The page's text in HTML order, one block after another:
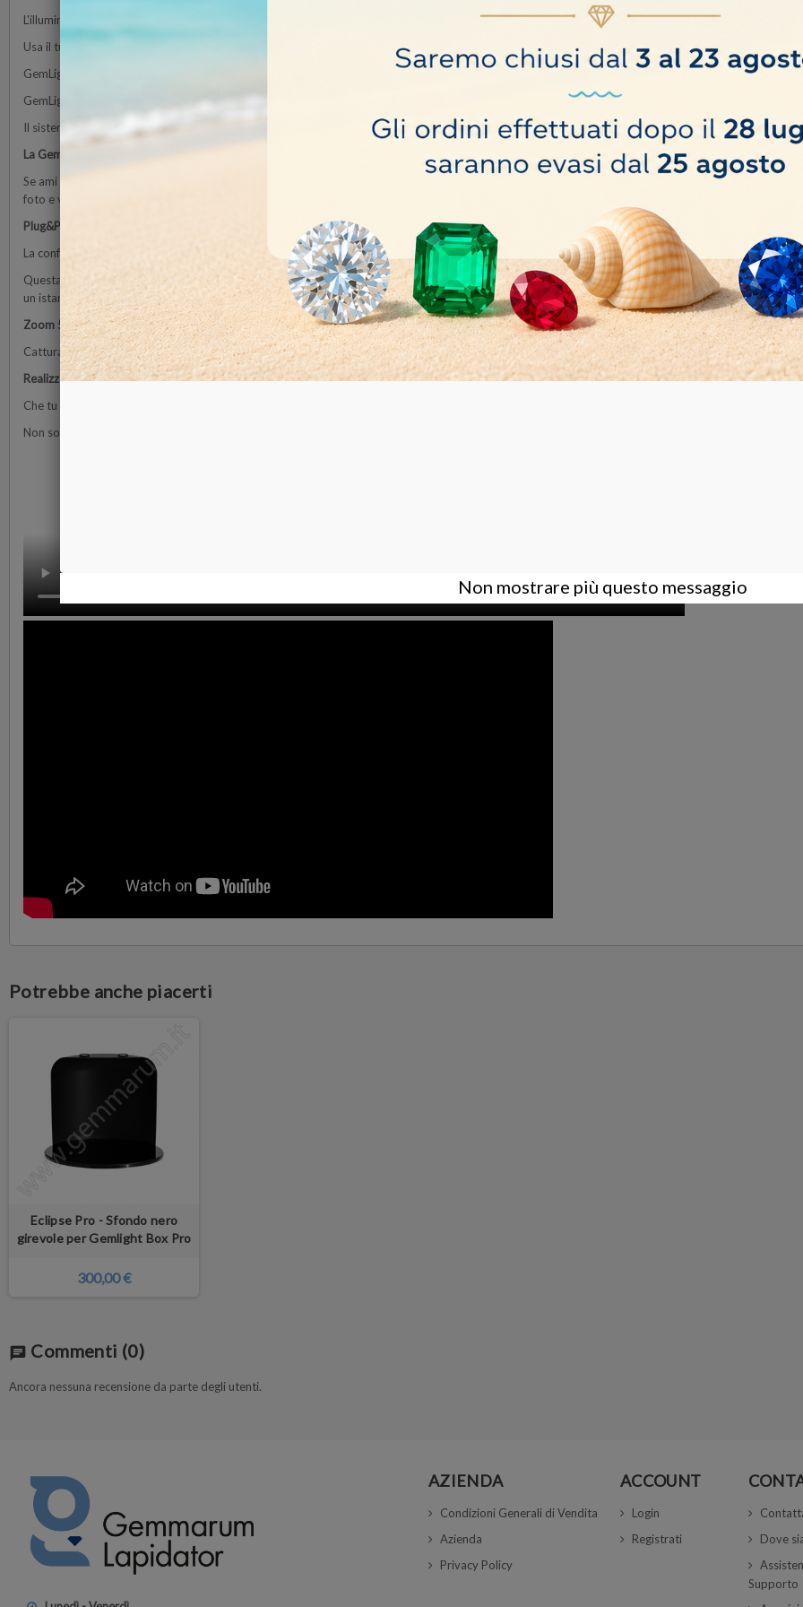
L'illuminazione è personalizzabile, grande, veloce e professionale!
Usa il tuo smartphone e domina i social!
GemLightbox Pro è la soluzione ideale per fotografare i tuoi gioielli e le tue pietre preziose.
GemLightbox Pro è dotato di un sistema di illuminazione professionale in modo da poter mostrare e presentare con lo smartphone i tuoi gioielli con
Il sistema di illuminazione illumina l'oggetto da ogni angolazione.
La GemCam è la fotocamera per gioielli portatile unica nel suo genere!
Se ami la semplicità degli smartphone senza compromettere la qualità, adorerai sicuramente questo gioiellino! È ricco di funzionalità progettate con
foto e video di gioielli di qualità professionale e, nel complesso, una sessione fotografica di gioielli senza stress.
Plug&Play
La configurazione dello studio consuma le tue energie? Sei spesso intimidito da tutti i pulsanti e le funzionalità avanzate di una DSLR? Se rispondi sì a
Questa fotocamera è una soluzione plug-and-play e non richiede competenze tecniche per funzionare. È infallibile e garantisce un risparmio di
un istante!
Zoom 5X
Cattura i dettagli dei tuoi gioielli 5 volte meglio di un normale smartphone con l'obiettivo macro di GemCam e la funzione di zoom digitale 5X.
Realizzato per tutti i tipi di gioielli
Che tu sia un commerciante di pietre preziose e diamanti oppure un rivenditore di gioielli, GemCam soddisfa le tue esigenze poiché funziona per
Non solo, ma con la nostra funzione
Potrebbe anche piacerti
Eclipse Pro - Sfondo nero
girevole per Gemlight Box Pro
300,00 €
chat Commenti (0)
Ancora nessuna recensione da parte degli utenti.
AZIENDA
Condizioni Generali di Vendita
Azienda
Privacy Policy
ACCOUNT
Login
Registrati
Dove
Supporto
Non mostrare più questo messaggio